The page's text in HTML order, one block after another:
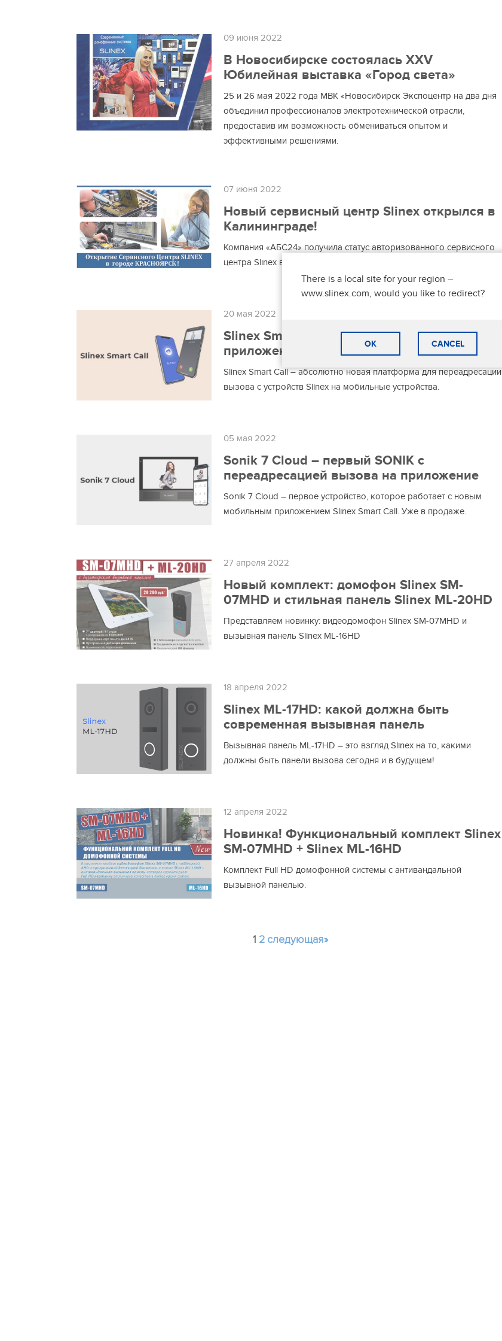
09 июня 2022
В Новосибирске состоялась XXV
Юбилейная выставка «Город света»
25 и 26 мая 2022 года МВК «Новосибирск Экспоцентр на два дня
объединил профессионалов электротехнической отрасли,
предоставив им возможность обмениваться опытом и
эффективными решениями.
07 июня 2022
Новый сервисный центр Slinex открылся в
Калининграде!
Компания «АБС24» получила статус авторизованного сервисного
центра Slinex в городе Красноярск.
20 мая 2022
Slinex Smart Call: по-настоящему умное
приложение для переадресации
Slinex Smart Call – абсолютно новая платформа для переадресации
вызова с устройств Slinex на мобильные устройства.
05 мая 2022
Sonik 7 Cloud – первый SONIK с
переадресацией вызова на приложение
Sonik 7 Cloud – первое устройство, которое работает с новым
мобильным приложением Slinex Smart Call. Уже в продаже.
27 апреля 2022
Новый комплект: домофон Slinex SM-
07MHD и стильная панель Slinex ML-20HD
Представляем новинку: видеодомофон Slinex SM-07MHD и
вызывная панель Slinex ML-16HD
18 апреля 2022
Slinex ML-17HD: какой должна быть
современная вызывная панель
Вызывная панель ML-17HD – это взгляд Slinex на то, какими
должны быть панели вызова сегодня и в будущем!
12 апреля 2022
Новинка! Функциональный комплект Slinex
SM-07MHD + Slinex ML-16HD
Комплект Full HD домофонной системы с антивандальной
вызывной панелью.
1 2 следующая»
There is a local site for your region –
www.slinex.com, would you like to redirect?
OK CANCEL